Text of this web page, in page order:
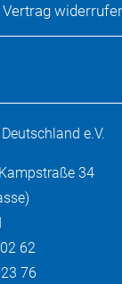
Vertrag
e.V.
34
62
76